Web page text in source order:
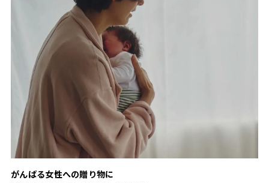
がんばる女性への贈り物に